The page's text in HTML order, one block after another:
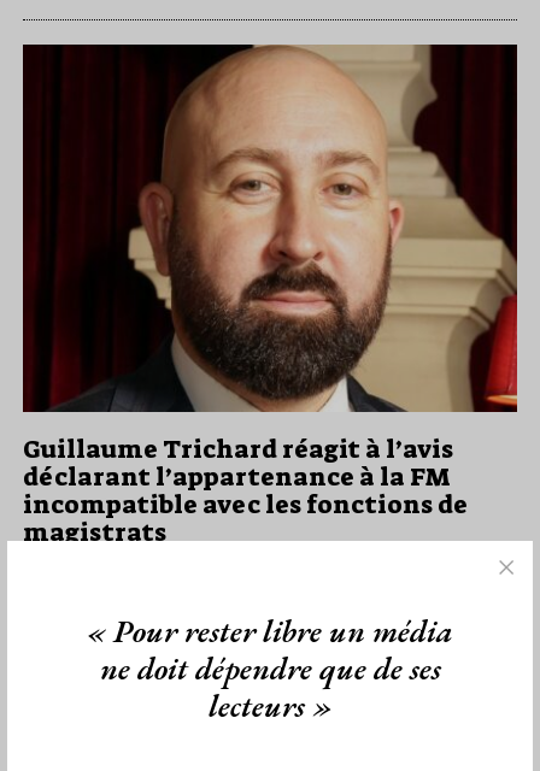
Guillaume Trichard réagit à l’avis
déclarant l’appartenance à la FM
incompatible avec les fonctions de
magistrats
Guillaume Trichard, ancien Grand Maître du Grand Orient de
France a publié sur sa page Facebook cette réaction à l’avis…
« Pour rester libre un média
ne doit dépendre que de ses
lecteurs »